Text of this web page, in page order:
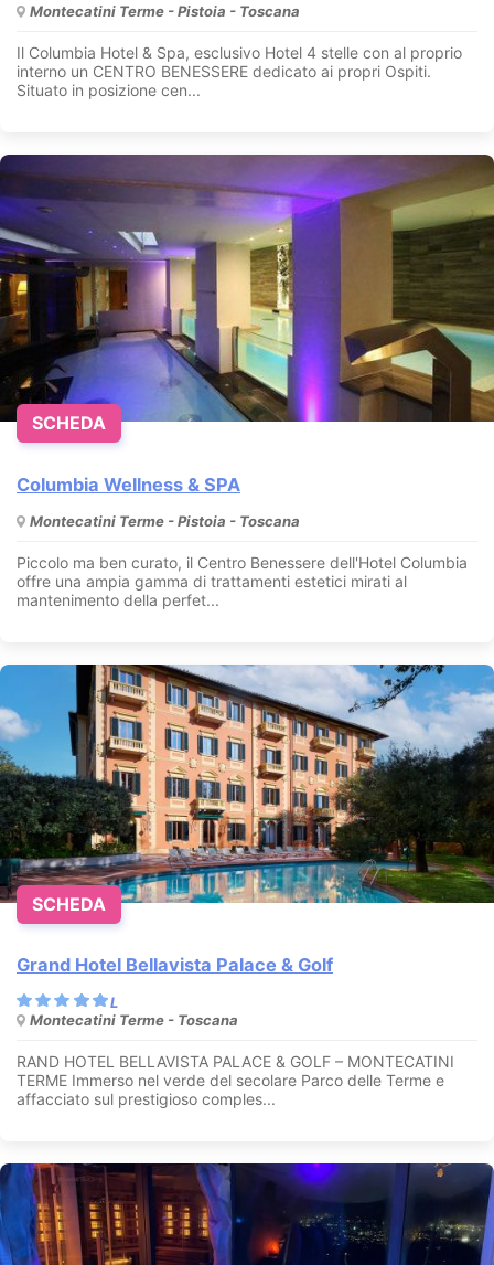
Montecatini Terme - Pistoia - Toscana
Il Columbia Hotel & Spa, esclusivo Hotel 4 stelle con al proprio
interno un CENTRO BENESSERE dedicato ai propri Ospiti.
Situato in posizione cen...
Columbia Wellness & SPA
Montecatini Terme - Pistoia - Toscana
Piccolo ma ben curato, il Centro Benessere dell'Hotel Columbia
offre una ampia gamma di trattamenti estetici mirati al
mantenimento della perfet...
SCHEDA
Grand Hotel Bellavista Palace & Golf
Montecatini Terme - Toscana
RAND HOTEL BELLAVISTA PALACE & GOLF – MONTECATINI
TERME Immerso nel verde del secolare Parco delle Terme e
affacciato sul prestigioso comples...
SCHEDA